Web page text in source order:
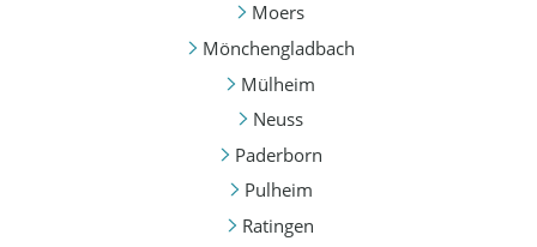
Moers
Mönchengladbach
Mülheim
Neuss
Paderborn
Pulheim
Ratingen